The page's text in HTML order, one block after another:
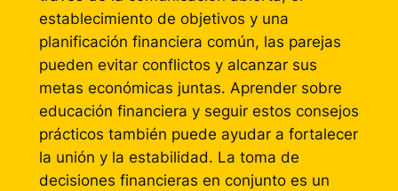
establecimiento de objetivos y una
planificación financiera común, las parejas
pueden evitar conflictos y alcanzar sus
metas económicas juntas. Aprender sobre
educación financiera y seguir estos consejos
prácticos también puede ayudar a fortalecer
la unión y la estabilidad. La toma de
decisiones financieras en conjunto es un